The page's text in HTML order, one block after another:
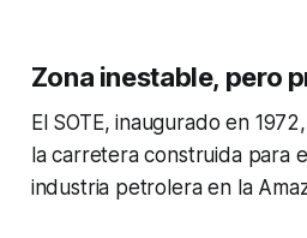
Zona inestable, pero
El SOTE, inaugurado en
la carretera construida para
industria petrolera en la